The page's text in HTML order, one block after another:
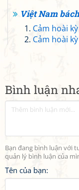
Bình luận
Bạn đang bình luận với
quản lý bình luận của
Tên của bạn:
Việt Nam
Cảm hoài kỳ
Cảm hoài